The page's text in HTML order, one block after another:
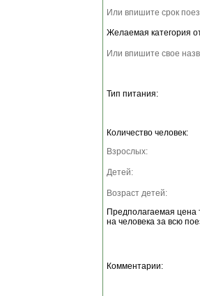
Или впишите срок
Желаемая категория
Или впишите свое
Тип питания:
Количество человек:
Взрослых:
Детей:
Возраст детей:
Предполагаемая цена
на человека за всю
Комментарии: